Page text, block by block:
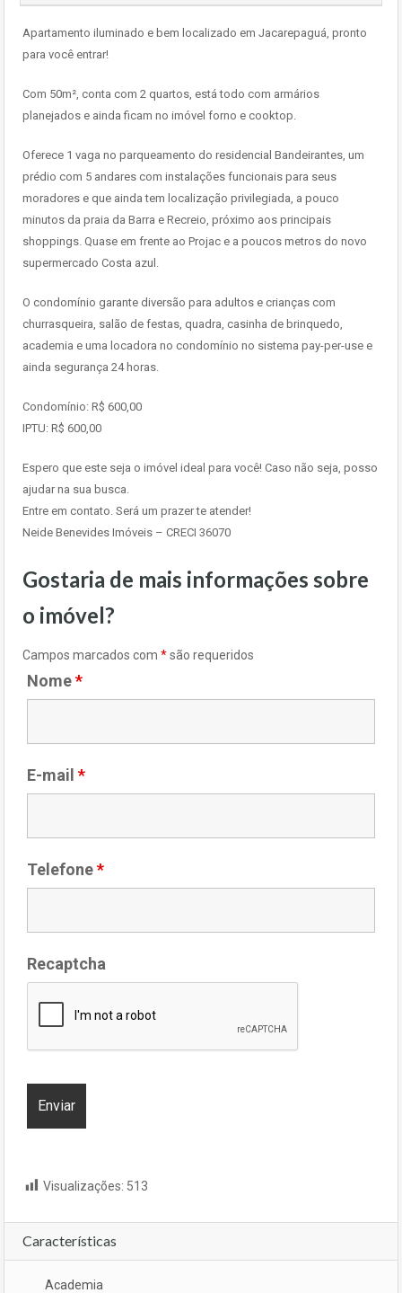
Apartamento iluminado e bem localizado em Jacarepaguá, pronto
para você entrar!
Com 50m², conta com 2 quartos, está todo com armários
planejados e ainda ficam no imóvel forno e cooktop.
Oferece 1 vaga no parqueamento do residencial Bandeirantes, um
prédio com 5 andares com instalações funcionais para seus
moradores e que ainda tem localização privilegiada, a pouco
minutos da praia da Barra e Recreio, próximo aos principais
shoppings. Quase em frente ao Projac e a poucos metros do novo
supermercado Costa azul.
O condomínio garante diversão para adultos e crianças com
churrasqueira, salão de festas, quadra, casinha de brinquedo,
academia e uma locadora no condomínio no sistema pay-per-use e
ainda segurança 24 horas.
Condomínio: R$ 600,00
IPTU: R$ 600,00
Espero que este seja o imóvel ideal para você! Caso não seja, posso
ajudar na sua busca.
Entre em contato. Será um prazer te atender!
Neide Benevides Imóveis – CRECI 36070
Gostaria de mais informações sobre
o imóvel?
Campos marcados com *são requeridos
Nome*
E-mail *
Telefone*
Recaptcha
Visualizações: 513
Características
Academia